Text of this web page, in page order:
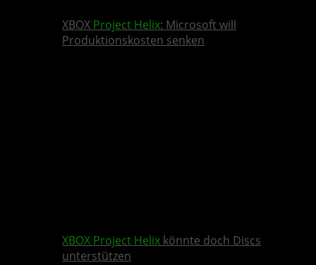
XBOX Project Helix: Microsoft will
Produktionskosten senken
XBOX Project Helix könnte doch Discs
unterstützen